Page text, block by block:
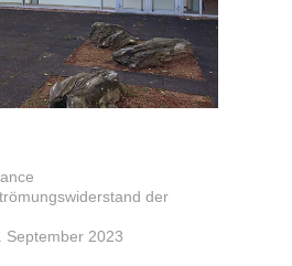
der
September 2023